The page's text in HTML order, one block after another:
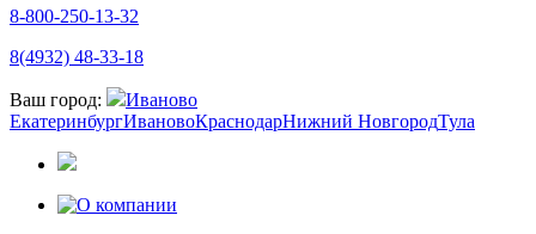
8-800-250-13-32
8(4932) 48-33-18
Ваш город:
Иваново
ЕкатеринбургИвановоКраснодарНижний НовгородТула